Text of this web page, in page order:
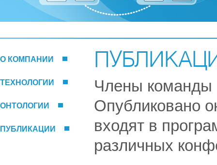
О КОМПАНИИ
ТЕХНОЛОГИИ
ОНТОЛОГИИ
ПУБЛИКАЦИИ
Члены команды
Опубликовано
входят в
различных